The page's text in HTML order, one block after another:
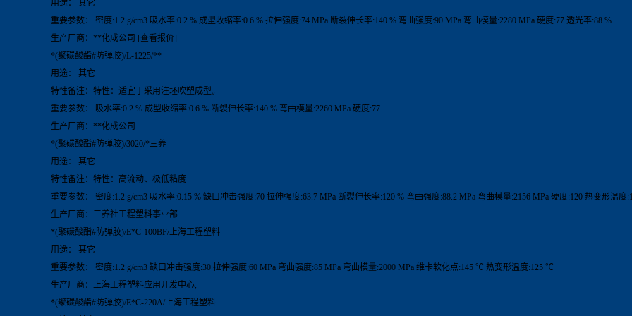
用途： 其它
重要参数： 密度:1.2 g/cm3 吸水率:0.2 % 成型收缩率:0.6 % 拉伸强度:74 MPa 断裂伸长率:140 % 弯曲强度:90 MPa 弯曲模量:2280 MPa 硬度:77 透光率:88 %
生产厂商：**化成公司 [查看报价]
*(聚碳酸酯#防弹胶)/L-1225/**
用途： 其它
特性备注：特性：适宜于采用注坯吹塑成型。
重要参数： 吸水率:0.2 % 成型收缩率:0.6 % 断裂伸长率:140 % 弯曲模量:2260 MPa 硬度:77
生产厂商：**化成公司
*(聚碳酸酯#防弹胶)/3020/*三养
用途： 其它
特性备注：特性：高流动、极低粘度
重要参数： 密度:1.2 g/cm3 吸水率:0.15 % 缺口冲击强度:70 拉伸强度:63.7 MPa 断裂伸长率:120 % 弯曲强度:88.2 MPa 弯曲模量:2156 MPa 硬度:120 热变形温度
生产厂商：三养社工程塑料事业部
*(聚碳酸酯#防弹胶)/E*C-100BF/上海工程塑料
用途： 其它
重要参数： 密度:1.2 g/cm3 缺口冲击强度:30 拉伸强度:60 MPa 弯曲强度:85 MPa 弯曲模量:2000 MPa 维卡软化点:145 ℃ 热变形温度:125 ℃
生产厂商：上海工程塑料应用开发中心,
*(聚碳酸酯#防弹胶)/E*C-220A/上海工程塑料